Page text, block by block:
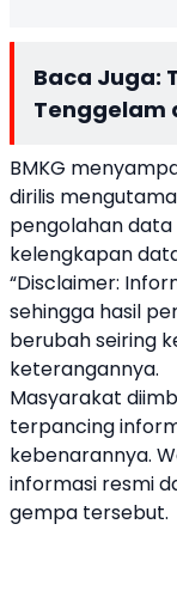
Baca Juga:
Tenggelam
BMKG
dirilis
pengolahan
kelengkapan
“Disclaimer:
sehingga hasil
berubah seiring
keterangannya.
Masyarakat
terpancing
kebenarannya.
informasi resmi
gempa tersebut.